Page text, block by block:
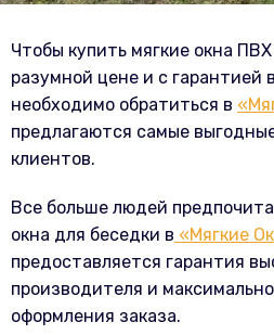
Чтобы купить мягкие окна
разумной цене и с гарантией
необходимо обратиться в
предлагаются самые
клиентов.
Все больше людей
окна для беседки в «Мягкие
предоставляется гарантия
производителя и
оформления заказа.